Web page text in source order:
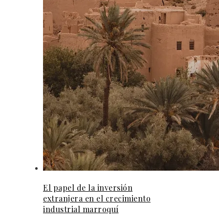
El papel de la inversión
extranjera en el crecimiento
industrial marroquí